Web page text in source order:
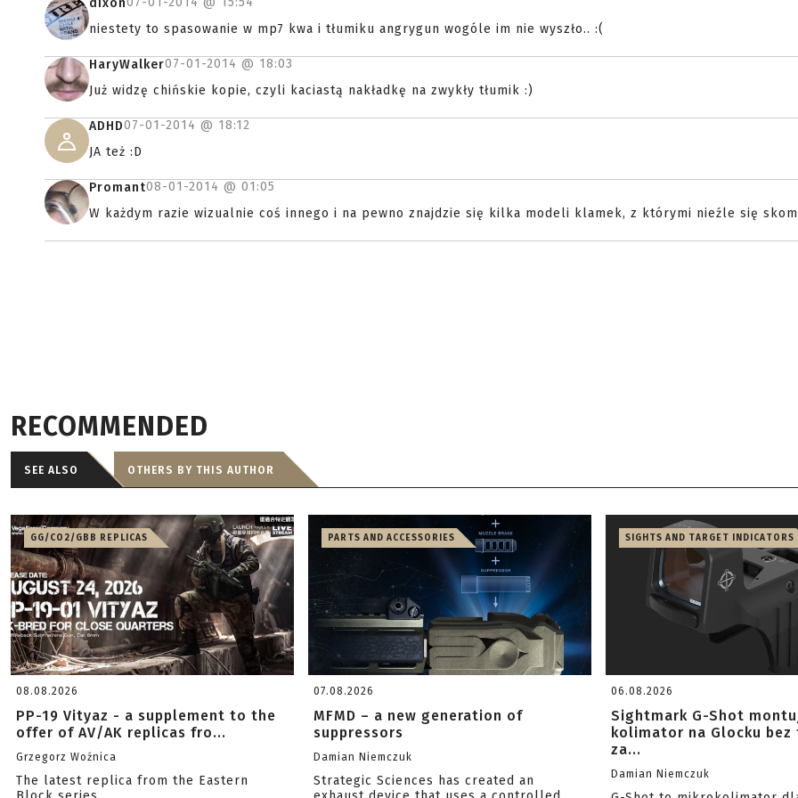
dixon
niestety to spasowanie w mp7 kwa i tłumiku angrygun wogóle im nie wyszło.. :(
HaryWalker07-01-2014 @ 18:03
Już widzę chińskie kopie, czyli kaciastą nakładkę na zwykły tłumik :)
ADHD07-01-2014 @ 18:12
JA też :D
Promant08-01-2014 @ 01:05
W każdym razie wizualnie coś innego i na pewno znajdzie się kilka modeli klamek, z którymi nieźle się
RECOMMENDED
SEE ALSO OTHERS BY THIS AUTHOR
GG/CO2/GBB REPLICAS
08.08.2026
PP-19 Vityaz - a supplement to the
offer of AV/AK replicas fro...
Grzegorz Woźnica
The latest replica from the Eastern
PARTS AND ACCESSORIES
07.08.2026
MFMD – a new generation of
suppressors
Damian Niemczuk
Strategic Sciences has created an
SIGHTS AND TARGET INDICATORS
06.08.2026
Sightmark G-Shot
kolimator na Glocku bez
za...
Damian Niemczuk